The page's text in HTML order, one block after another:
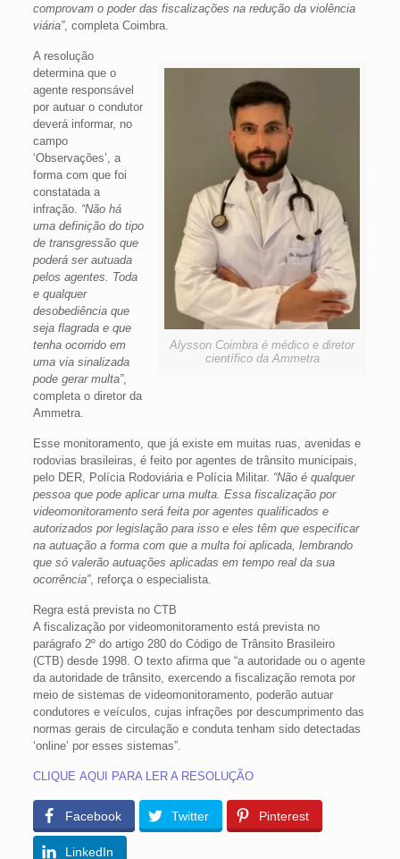
comprovam o poder das fiscalizações na redução da violência
viária”, completa Coimbra.
Alysson Coimbra é médico e diretor
científico da Ammetra
A resolução
determina que o
agente responsável
por autuar o condutor
deverá informar, no
campo
‘Observações’, a
forma com que foi
constatada a
infração. “Não há
uma definição do tipo
de transgressão que
poderá ser autuada
pelos agentes. Toda
e qualquer
desobediência que
seja flagrada e que
tenha ocorrido em
uma via sinalizada
pode gerar multa”,
completa o diretor da
Ammetra.
Esse monitoramento, que já existe em muitas ruas, avenidas e
rodovias brasileiras, é feito por agentes de trânsito municipais,
pelo DER, Polícia Rodoviária e Polícia Militar. “Não é qualquer
pessoa que pode aplicar uma multa. Essa fiscalização por
videomonitoramento será feita por agentes qualificados e
autorizados por legislação para isso e eles têm que especificar
na autuação a forma com que a multa foi aplicada, lembrando
que só valerão autuações aplicadas em tempo real da sua
ocorrência”, reforça o especialista.
Regra está prevista no CTB
A fiscalização por videomonitoramento está prevista no
parágrafo 2º do artigo 280 do Código de Trânsito Brasileiro
(CTB) desde 1998. O texto afirma que “a autoridade ou o agente
da autoridade de trânsito, exercendo a fiscalização remota por
meio de sistemas de videomonitoramento, poderão autuar
condutores e veículos, cujas infrações por descumprimento das
normas gerais de circulação e conduta tenham sido detectadas
‘online’ por esses sistemas”.
CLIQUE AQUI PARA LER A RESOLUÇÃO
Facebook Twitter Pinterest
LinkedIn